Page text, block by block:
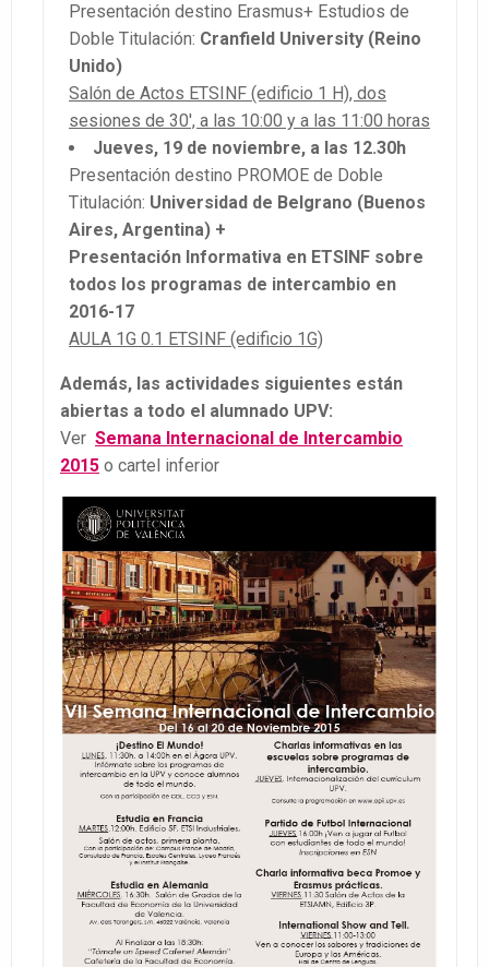
Presentación destino Erasmus+ Estudios de
Doble Titulación: Cranfield University (Reino
Unido)
Salón de Actos ETSINF (edificio 1 H), dos
sesiones de 30′, a las 10:00 y a las 11:00 horas
Jueves, 19 de noviembre, a las 12.30h
Presentación destino PROMOE de Doble
Titulación: Universidad de Belgrano (Buenos
Aires, Argentina) +
Presentación Informativa en ETSINF sobre
todos los programas de intercambio en
2016-17
AULA 1G 0.1 ETSINF (edificio 1G)
Además, las actividades siguientes están
abiertas a todo el alumnado UPV:
Ver Semana Internacional de Intercambio
2015 o cartel inferior